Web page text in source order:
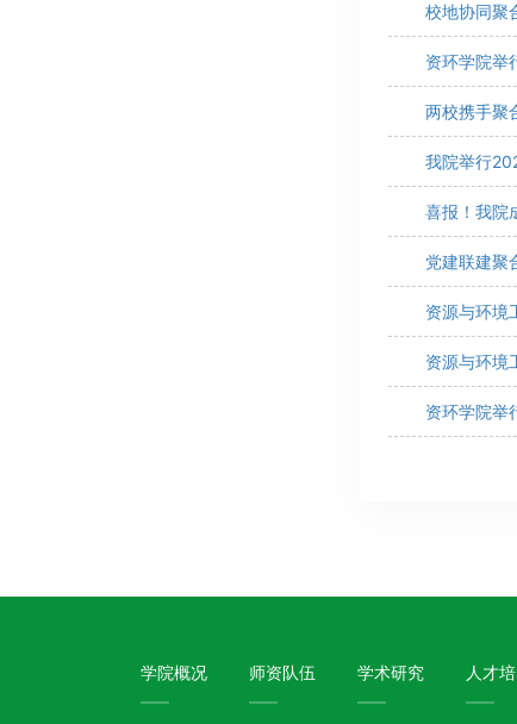
校地协同聚
资环学院举
两校携手聚
我院举行
喜报！我院
党建联建聚
资源与环境
资源与环境
资环学院举
学院概况 师资队伍 学术研究 人才